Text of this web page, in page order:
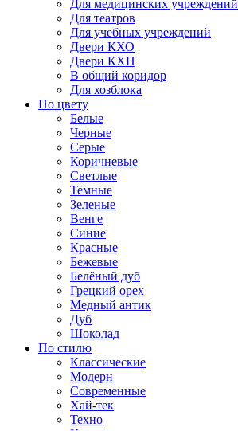
Для медицинских учреждений
Для театров
Для учебных учреждений
Двери КХО
Двери КХН
В общий коридор
Для хозблока
По цвету
Белые
Черные
Серые
Коричневые
Светлые
Темные
Зеленые
Венге
Синие
Красные
Бежевые
Белёный дуб
Грецкий орех
Медный антик
Дуб
Шоколад
По стилю
Классические
Модерн
Современные
Хай-тек
Техно